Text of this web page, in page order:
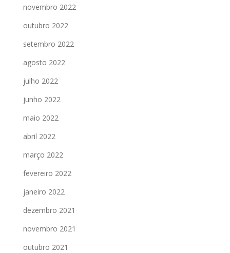
novembro 2022
outubro 2022
setembro 2022
agosto 2022
julho 2022
junho 2022
maio 2022
abril 2022
março 2022
fevereiro 2022
janeiro 2022
dezembro 2021
novembro 2021
outubro 2021